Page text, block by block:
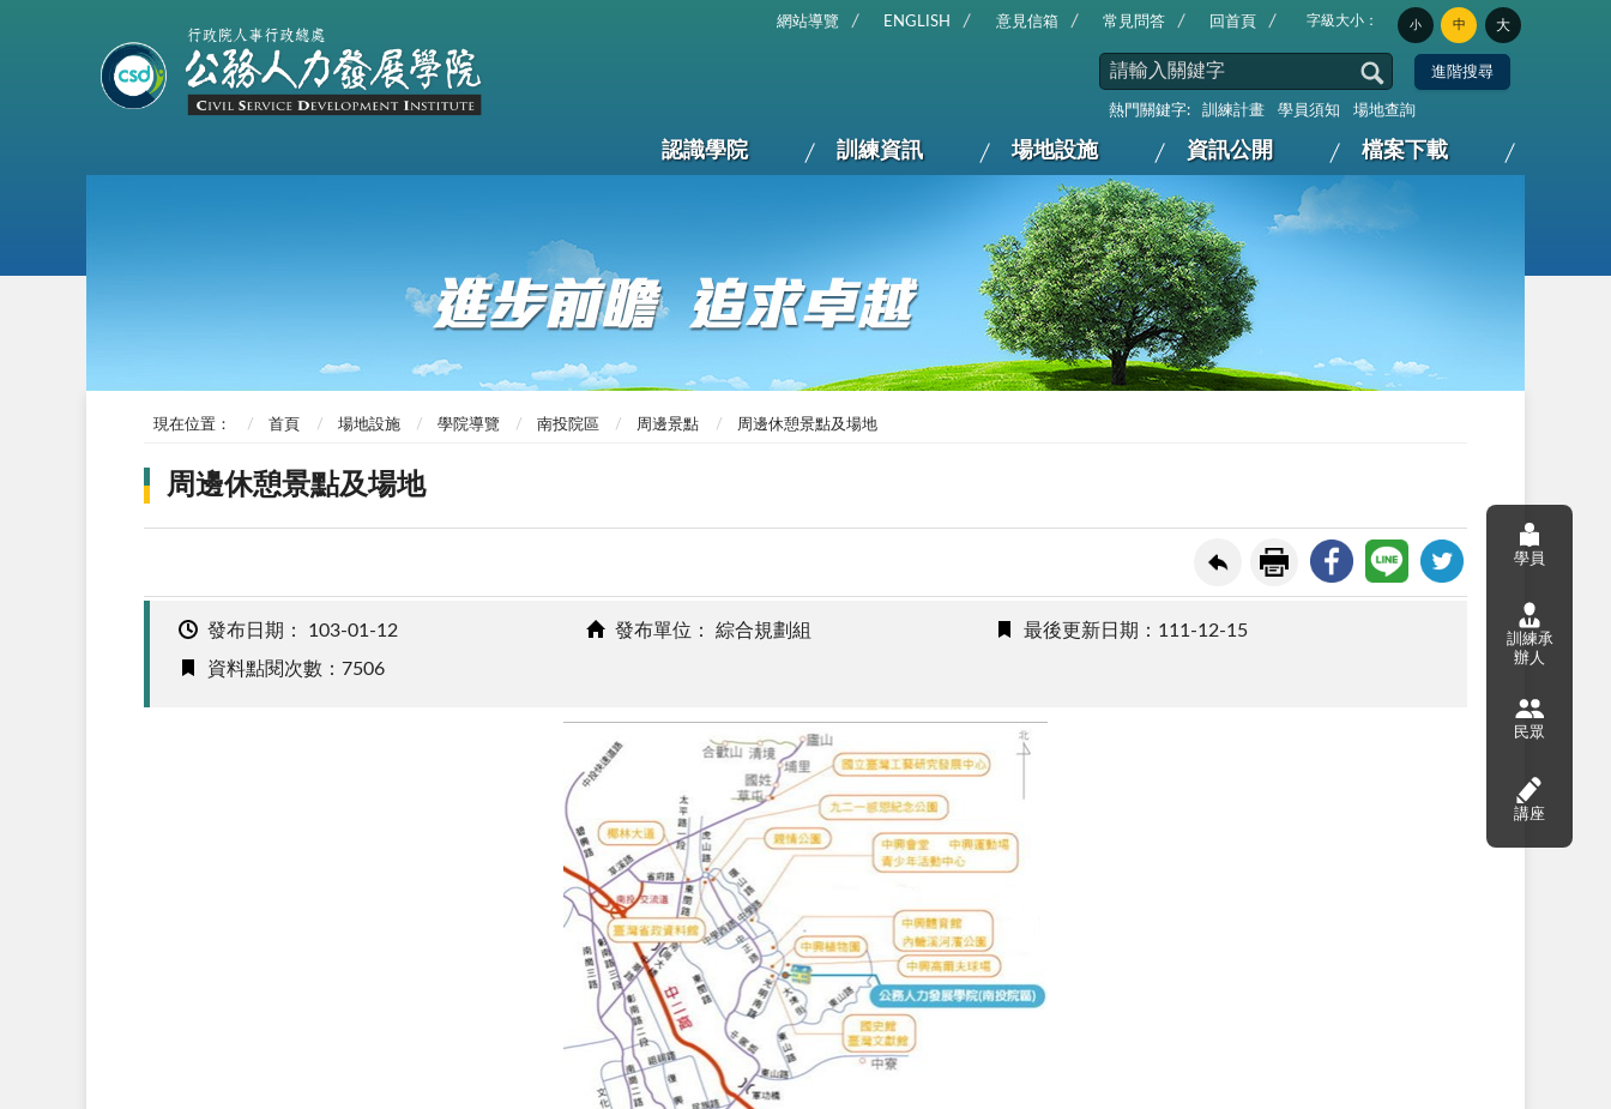
網站導覽 ENGLISH 意見信箱 常見問答 回首頁 字級大小： 小 中 大
熱門關鍵字: 訓練計畫 學員須知 場地查詢
認識學院 訓練資訊 場地設施 資訊公開 檔案下載
現在位置： 首頁 場地設施 學院導覽 南投院區 周邊景點 周邊休憩景點及場地
周邊休憩景點及場地
發布日期： 103-01-12 發布單位： 綜合規劃組
最後更新日期：111-12-15
資料點閱次數：7506
學員
訓練承
辦人
民眾
講座